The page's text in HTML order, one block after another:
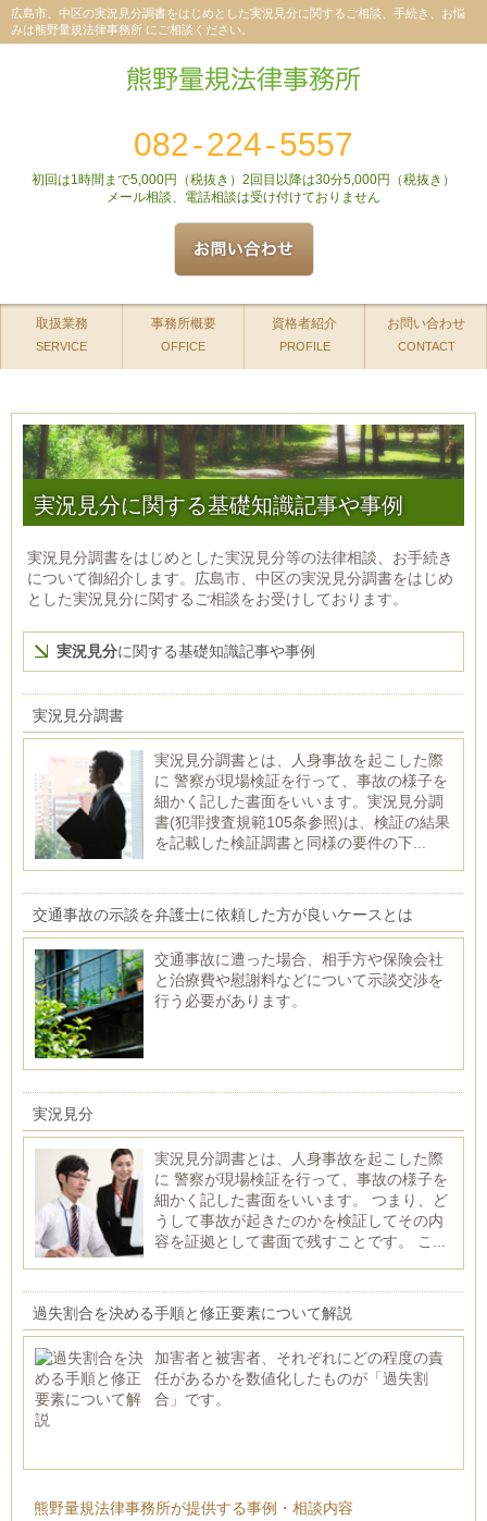
広島市、中区の実況見分調書をはじめとした実況見分に関するご相談、手続き、お悩
みは熊野量規法律事務所 にご相談ください。
082-224-5557
初回は1時間まで5,000円（税抜き）2回目以降は30分5,000円（税抜き）
メール相談、電話相談は受け付けておりません
取扱業務
SERVICE
事務所概要
OFFICE
資格者紹介
PROFILE
お問い合わせ
CONTACT
実況見分に関する基礎知識記事や事例
実況見分調書をはじめとした実況見分等の法律相談、お手続き
について御紹介します。広島市、中区の実況見分調書をはじめ
とした実況見分に関するご相談をお受けしております。
実況見分に関する基礎知識記事や事例
実況見分調書
実況見分調書とは、人身事故を起こした際
に 警察が現場検証を行って、事故の様子を
細かく記した書面をいいます。実況見分調
書(犯罪捜査規範105条参照)は、検証の結果
を記載した検証調書と同様の要件の下...
交通事故の示談を弁護士に依頼した方が良いケースとは
交通事故に遭った場合、相手方や保険会社
と治療費や慰謝料などについて示談交渉を
行う必要があります。
実況見分
実況見分調書とは、人身事故を起こした際
に 警察が現場検証を行って、事故の様子を
細かく記した書面をいいます。 つまり、ど
うして事故が起きたのかを検証してその内
容を証拠として書面で残すことです。 こ...
過失割合を決める手順と修正要素について解説
加害者と被害者、それぞれにどの程度の責
任があるかを数値化したものが「過失割
合」です。
熊野量規法律事務所が提供する事例・相談内容